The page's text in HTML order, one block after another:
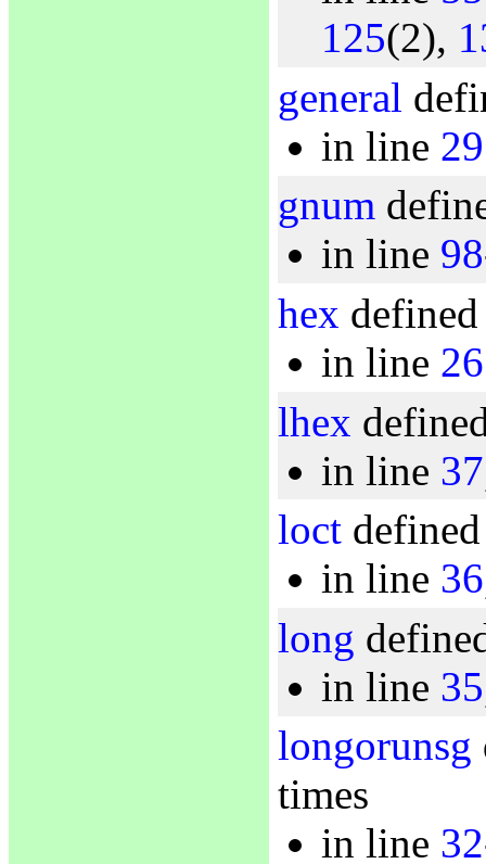
125(2),
general
in line 29
gnum
in line 98
hex
in line 26
lhex
in line 37
loct
in line 36
long
in line 35
longorunsg
times
in line 32